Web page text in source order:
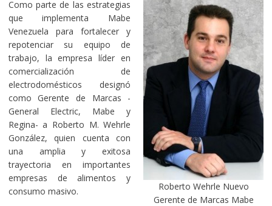
Roberto Wehrle Nuevo
Gerente de Marcas Mabe
Como parte de las estrategias
que implementa Mabe
Venezuela para fortalecer y
repotenciar su equipo de
trabajo, la empresa líder en
comercialización de
electrodomésticos designó
como Gerente de Marcas -
General Electric, Mabe y
Regina- a Roberto M. Wehrle
González, quien cuenta con
una amplia y exitosa
trayectoria en importantes
empresas de alimentos y
consumo masivo.